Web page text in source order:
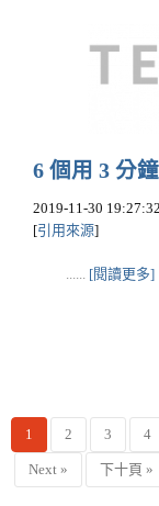
6 個用 3 分
2019-11-30 19:27:32
[引用來源]
...... [閱讀更多]
1 2 3 4
Next » 下十頁 »